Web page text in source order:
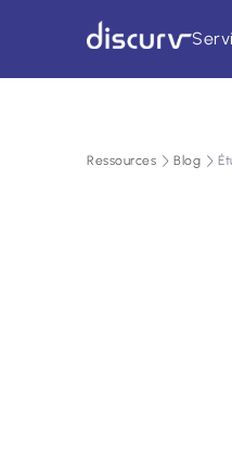
Ressources Blog